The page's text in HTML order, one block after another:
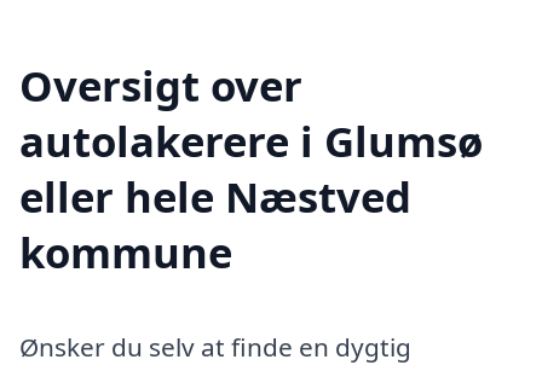
Oversigt over
autolakerere i Glumsø
eller hele Næstved
kommune
Ønsker du selv at finde en dygtig